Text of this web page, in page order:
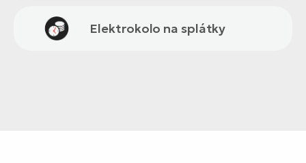
Elektrokolo na splátky